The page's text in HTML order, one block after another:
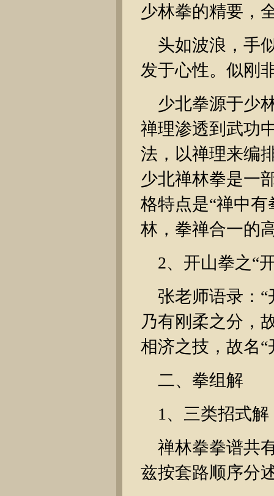
少林拳的精要，
头如波浪，手
发于心性。似刚
少北拳源于少
禅理渗透到武功
法，以禅理来编
少北禅林拳是一
格特点是“禅中
林，拳禅合一的
2、开山拳之“
张老师语录：
乃有刚柔之分，
相济之技，故名“
二、拳组解
1、三类招式解
禅林拳拳谱共
兹按套路顺序分